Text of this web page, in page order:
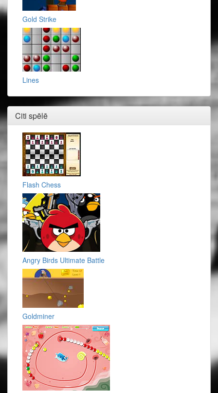
Gold Strike
Lines
Citi spēlē
Flash Chess
Angry Birds Ultimate Battle
Goldminer